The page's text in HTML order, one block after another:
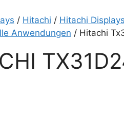
/ Hitachi / Hitachi
Anwendungen / Hitachi